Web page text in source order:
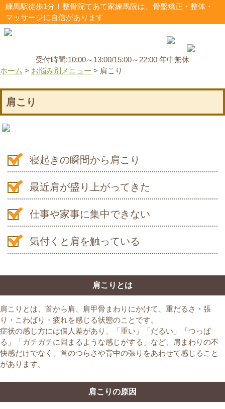
練馬駅徒歩1分！整骨院てあて家練馬院は、骨盤矯正・整体・
マッサージに自信があります
受付時間:10:00～13:00/15:00～22:00 年中無休
ホーム > お悩み別メニュー > 肩こり
肩こり
寝起きの瞬間から肩こり
最近肩が盛り上がってきた
仕事や家事に集中できない
気付くと肩を触っている
肩こりとは
肩こりとは、首から肩、肩甲骨まわりにかけて、重だるさ・張
り・こわばり・疲れを感じる状態のことです。
症状の感じ方には個人差があり、「重い」「だるい」「つっぱ
る」「ガチガチに固まるような感じがする」など、肩まわりの不
快感だけでなく、首のつらさや背中の張りをあわせて感じること
があります。
肩こりの原因